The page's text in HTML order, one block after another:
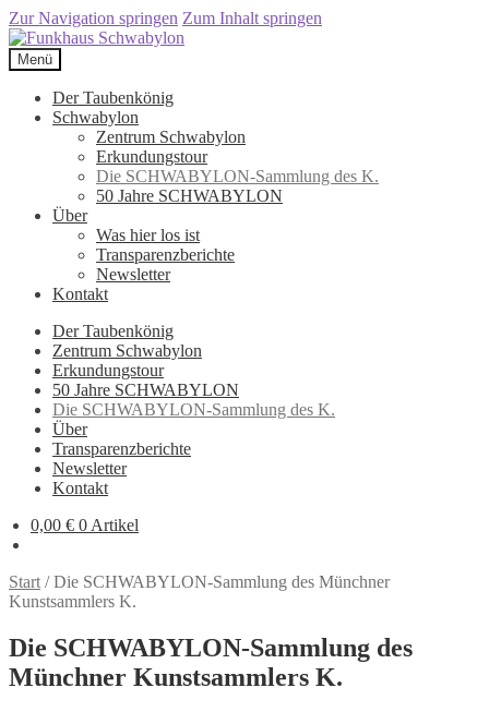
Zur Navigation springen Zum Inhalt springen
Menü
Der Taubenkönig
Schwabylon
Zentrum Schwabylon
Erkundungstour
Die SCHWABYLON-Sammlung des K.
50 Jahre SCHWABYLON
Über
Was hier los ist
Transparenzberichte
Newsletter
Kontakt
Der Taubenkönig
Zentrum Schwabylon
Erkundungstour
50 Jahre SCHWABYLON
Die SCHWABYLON-Sammlung des K.
Über
Transparenzberichte
Newsletter
Kontakt
0,00 € 0 Artikel
Start /Die SCHWABYLON-Sammlung des Münchner
Kunstsammlers K.
Die SCHWABYLON-Sammlung des
Münchner Kunstsammlers K.